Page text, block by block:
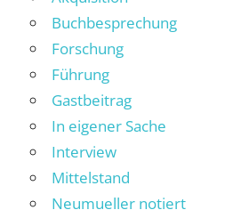
Buchbesprechung
Forschung
Führung
Gastbeitrag
In eigener Sache
Interview
Mittelstand
Neumueller notiert